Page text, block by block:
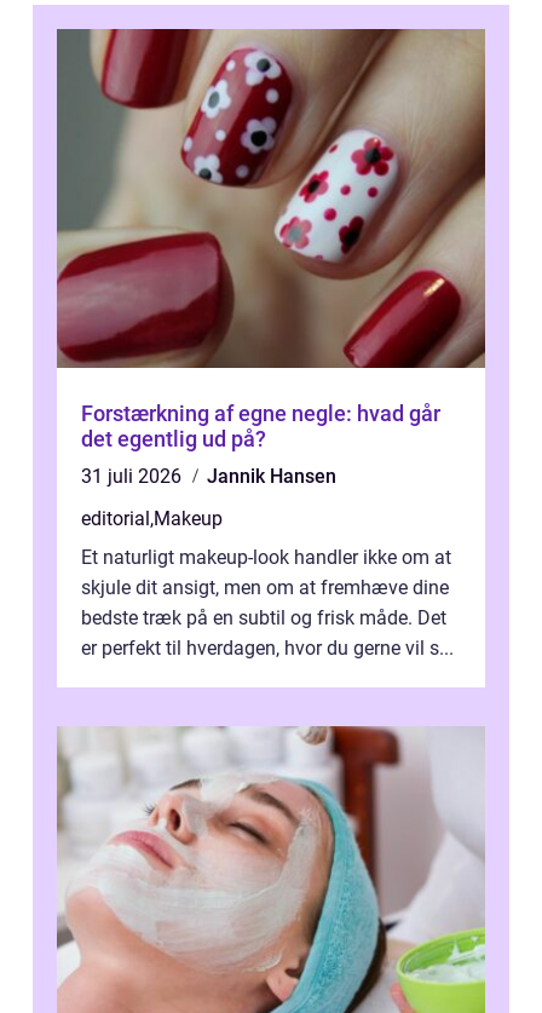
Forstærkning af egne negle: hvad går
det egentlig ud på?
31 juli 2026
Jannik Hansen
editorial,Makeup
Et naturligt makeup-look handler ikke om at
skjule dit ansigt, men om at fremhæve dine
bedste træk på en subtil og frisk måde. Det
er perfekt til hverdagen, hvor du gerne vil s...